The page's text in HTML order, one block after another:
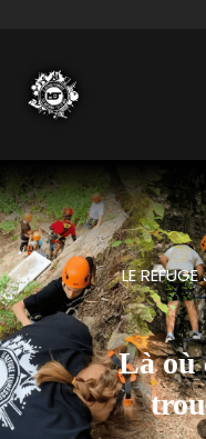
LE
Là où